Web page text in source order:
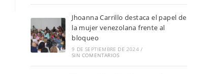
Jhoanna Carrillo destaca el papel de
la mujer venezolana frente al
bloqueo
9 DE SEPTIEMBRE DE 2024 /
SIN COMENTARIOS